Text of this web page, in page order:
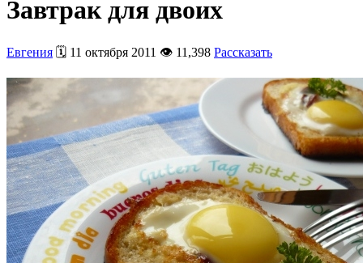
Завтрак для двоих
Евгения 🗓️ 11 октября 2011 👁️ 11,398 Рассказать